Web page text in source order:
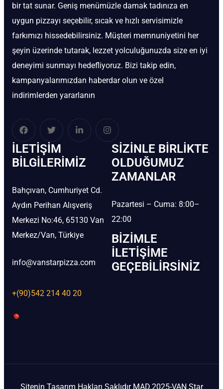
bir tat sunar. Geniş menümüzle damak tadınıza en
uygun pizzayı seçebilir, sıcak ve hızlı servisimizle
farkımızı hissedebilirsiniz. Müşteri memnuniyetini her
şeyin üzerinde tutarak, lezzet yolculuğunuzda size en iyi
deneyimi sunmayı hedefliyoruz. Bizi takip edin,
kampanyalarımızdan haberdar olun ve özel
indirimlerden yararlanın
İLETIŞIM
BİLGILERIMIZ
Bahçıvan, Cumhuriyet Cd.
Aydın Perihan Alışveriş
Merkezi No:46, 65130 Van
Merkez/Van, Türkiye
info@vanstarpizza.com
+(90)542 214 40 20
SIZINLE BIRLIKTE
OLDUĞUMUZ
ZAMANLAR
Pazartesi – Cuma: 8:00–
22:00
BIZIMLE
İLETIŞIME
GEÇEBILIRSINIZ
Sitenin Tasarım Hakları Saklıdır MAD.2025-VAN Star